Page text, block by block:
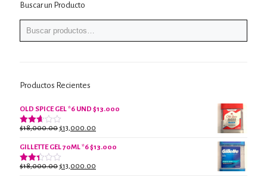
Buscar un Producto
Productos Recientes
OLD SPICE GEL *6 UND $13.000
Valorado
2.61
de 5
$18,000.00 El
original
era:
$13,000.00
actual
GILLETTE GEL 70ML *6 $13.000
Valorado
$18,000.00 El
$13,000.00